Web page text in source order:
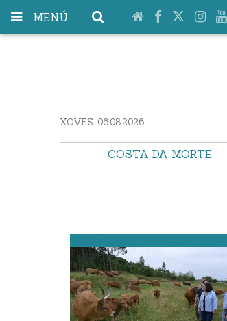
MENÚ
XOVES. 06.08.2026
COSTA DA MORTE